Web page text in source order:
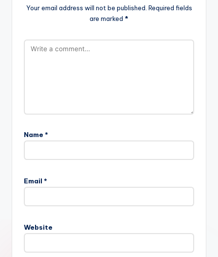
Your email address will not be published. Required fields
are marked *
Name *
Email *
Website